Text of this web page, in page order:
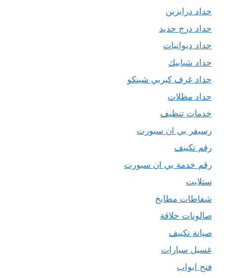
حداد درابزين
حداد درج حديد
حداد ديوانيات
حداد شبابيك
حداد غرف كيربي شينكو
حداد مظلات
خدمات تنظيف
رسيفر بي ان سبورت
رقم تكييف
رقم خدمة بي ان سبورت
ستلايت
شفاطات مطابخ
صالونات حلاقة
صيانة تكييف
غسيل سيارات
فتح ابواب